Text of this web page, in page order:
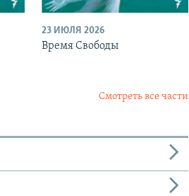
23 ИЮЛЯ 2026
Время Свободы
Смотреть все части